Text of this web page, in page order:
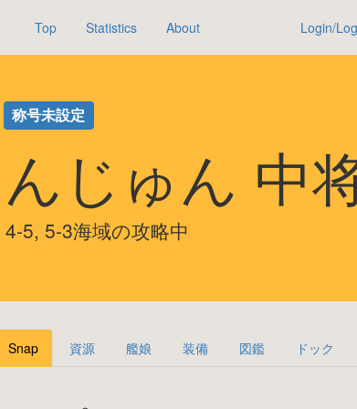
Top Statistics About Login/
称号未設定
じゅん 中
5, 5-3海域の攻略中
Snap 資源 艦娘 装備 図鑑 ドック